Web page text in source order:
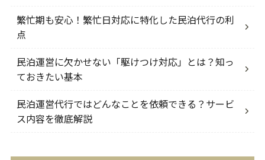
繁忙期も安心！繁忙日対応に特化した民泊代行の利
点
民泊運営に欠かせない「駆けつけ対応」とは？知っ
ておきたい基本
民泊運営代行ではどんなことを依頼できる？サービ
ス内容を徹底解説